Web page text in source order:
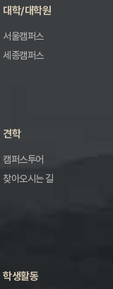
대학/대학원
서울캠퍼스
세종캠퍼스
견학
캠퍼스투어
찾아오시는 길
학생활동